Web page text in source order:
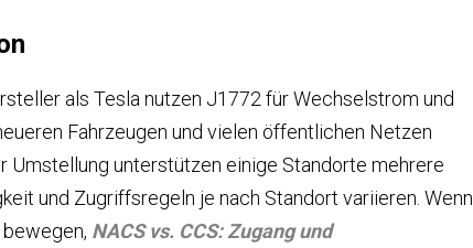
als Tesla nutzen J1772 für Wechselstrom und
Fahrzeugen und vielen öffentlichen Netzen
Umstellung unterstützen einige Standorte mehrere
und Zugriffsregeln je nach Standort variieren. Wenn
NACS vs. CCS: Zugang und